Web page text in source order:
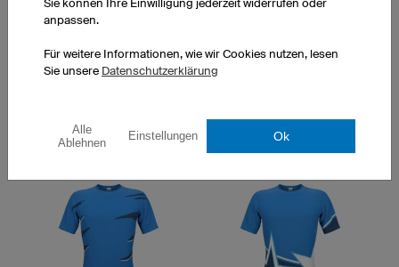
Victory
Sie können Ihre Einwilligung jederzeit widerrufen oder
anpassen.
Für weitere Informationen, wie wir Cookies nutzen, lesen
Sie unsere Datenschutzerklärung
Alle
Ablehnen
Einstellungen Ok